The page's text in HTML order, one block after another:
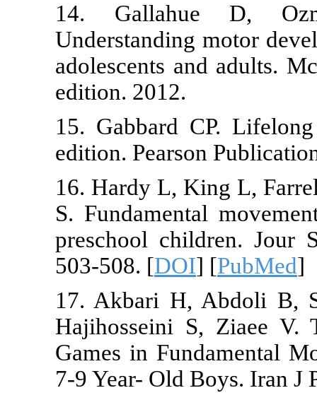
14.
adolescents
edition. 2012.
15.
edition.
16. Hardy L,
S.
preschool
503-508. [
17. Akbari
Games in
7-9 Year- Old